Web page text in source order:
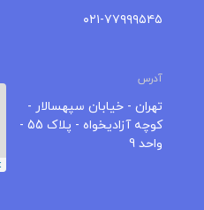
۰۲۱-۷۷۹۹۹۵۴۵
آدرس
تهران - خیابان سپهسالار -
کوچه آزادیخواه - پلاک 55 -
واحد 9